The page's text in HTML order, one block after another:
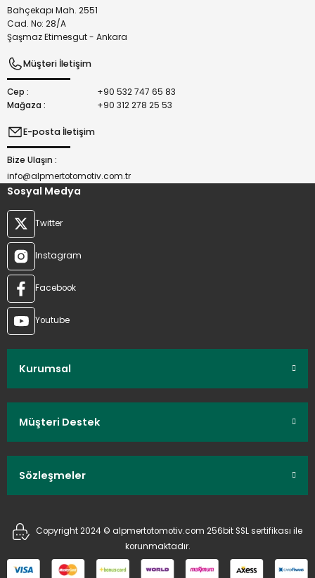
Bahçekapı Mah. 2551
Cad. No: 28/A
Şaşmaz Etimesgut - Ankara
Müşteri İletişim
Cep :
+90 532 747 65 83
Mağaza :
+90 312 278 25 53
E-posta İletişim
Bize Ulaşın :
info@alpmertotomotiv.com.tr
Sosyal Medya
Twitter
Instagram
Facebook
Youtube
Kurumsal
Müşteri Destek
Sözleşmeler
Copyright 2024 © alpmertotomotiv.com 256bit SSL sertifikası ile
korunmaktadır.